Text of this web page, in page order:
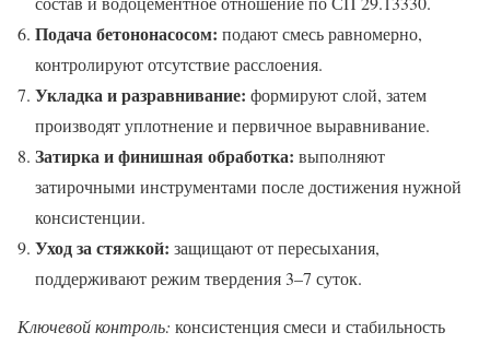
Подача бетононасосом: подают смесь равномерно,
контролируют отсутствие расслоения.
Укладка и разравнивание: формируют слой, затем
производят уплотнение и первичное выравнивание.
Затирка и финишная обработка: выполняют
затирочными инструментами после достижения нужной
консистенции.
Уход за стяжкой: защищают от пересыхания,
поддерживают режим твердения 3–7 суток.
Ключевой контроль: консистенция смеси и стабильность